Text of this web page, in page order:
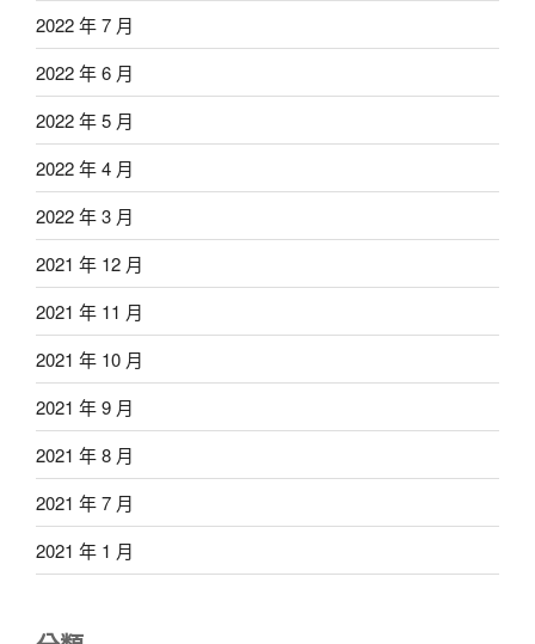
2022 年 7 月
2022 年 6 月
2022 年 5 月
2022 年 4 月
2022 年 3 月
2021 年 12 月
2021 年 11 月
2021 年 10 月
2021 年 9 月
2021 年 8 月
2021 年 7 月
2021 年 1 月